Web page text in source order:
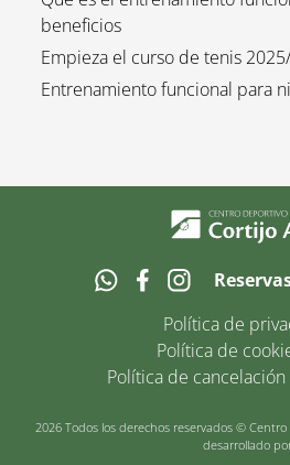
beneficios
Empieza el curso de tenis
Entrenamiento funcional para
Política de
Política de
Política de
2026 Todos los derechos reservados ©
desarrollado